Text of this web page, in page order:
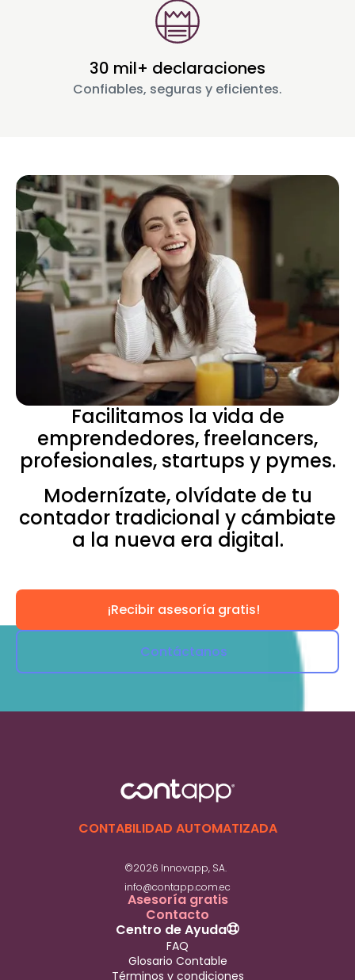
30 mil+ declaraciones
Confiables, seguras y eficientes.
Facilitamos la vida de
emprendedores, freelancers,
profesionales, startups y pymes.
Modernízate, olvídate de tu
contador tradicional y cámbiate
a la nueva era digital.
¡Recibir asesoría gratis!
Contáctanos
CONTABILIDAD AUTOMATIZADA
©2026 Innovapp, SA.
info@contapp.com.ec
Asesoría gratis
Contacto
Centro de Ayuda
FAQ
Glosario Contable
Términos y condiciones